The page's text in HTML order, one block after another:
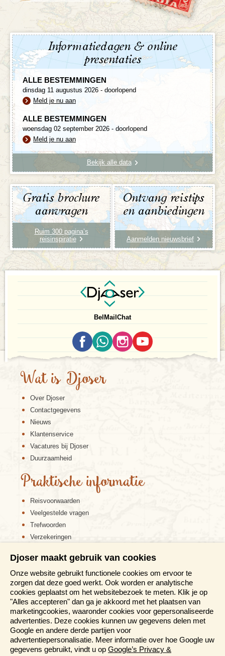
Informatiedagen & online
presentaties
ALLE BESTEMMINGEN
dinsdag 11 augustus 2026 - doorlopend
Meld je nu aan
ALLE BESTEMMINGEN
woensdag 02 september 2026 - doorlopend
Meld je nu aan
Bekijk alle data
Gratis brochure
aanvragen
Ruim 300 pagina’s
reisinspiratie
Ontvang reistips
en aanbiedingen
Aanmelden nieuwsbrief
Bel Mail Chat
Wat is Djoser
Over Djoser
Contactgegevens
Nieuws
Klantenservice
Vacatures bij Djoser
Duurzaamheid
Praktische informatie
Reisvoorwaarden
Veelgestelde vragen
Trefwoorden
Verzekeringen
Disclaimer
Cookiebeleid
Privacy verklaring
Reis en boek met Djoser zekerheid
Meer weten?
Brochure aanvragen
Presentaties en Informatiedagen
Djoser maakt gebruik van cookies
Onze website gebruikt functionele cookies om ervoor te
zorgen dat deze goed werkt. Ook worden er analytische
cookies geplaatst om het websitebezoek te meten. Klik je op
"Alles accepteren" dan ga je akkoord met het plaatsen van
marketingcookies, waaronder cookies voor gepersonaliseerde
advertenties. Deze cookies kunnen uw gegevens delen met
Google en andere derde partijen voor
advertentiepersonalisatie. Meer informatie over hoe Google uw
gegevens gebruikt, vindt u op Google’s Privacy &